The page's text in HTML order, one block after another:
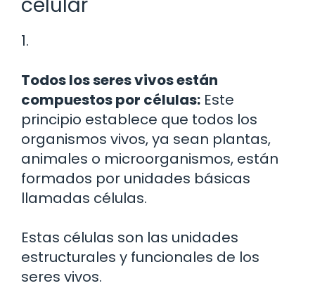
1.
Todos los seres vivos están
compuestos por células: Este
principio establece que todos los
organismos vivos, ya sean plantas,
animales o microorganismos, están
formados por unidades básicas
llamadas células.
Estas células son las unidades
estructurales y funcionales de los
seres vivos.